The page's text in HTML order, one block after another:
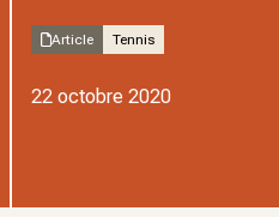
Article Tennis
22 octobre 2020